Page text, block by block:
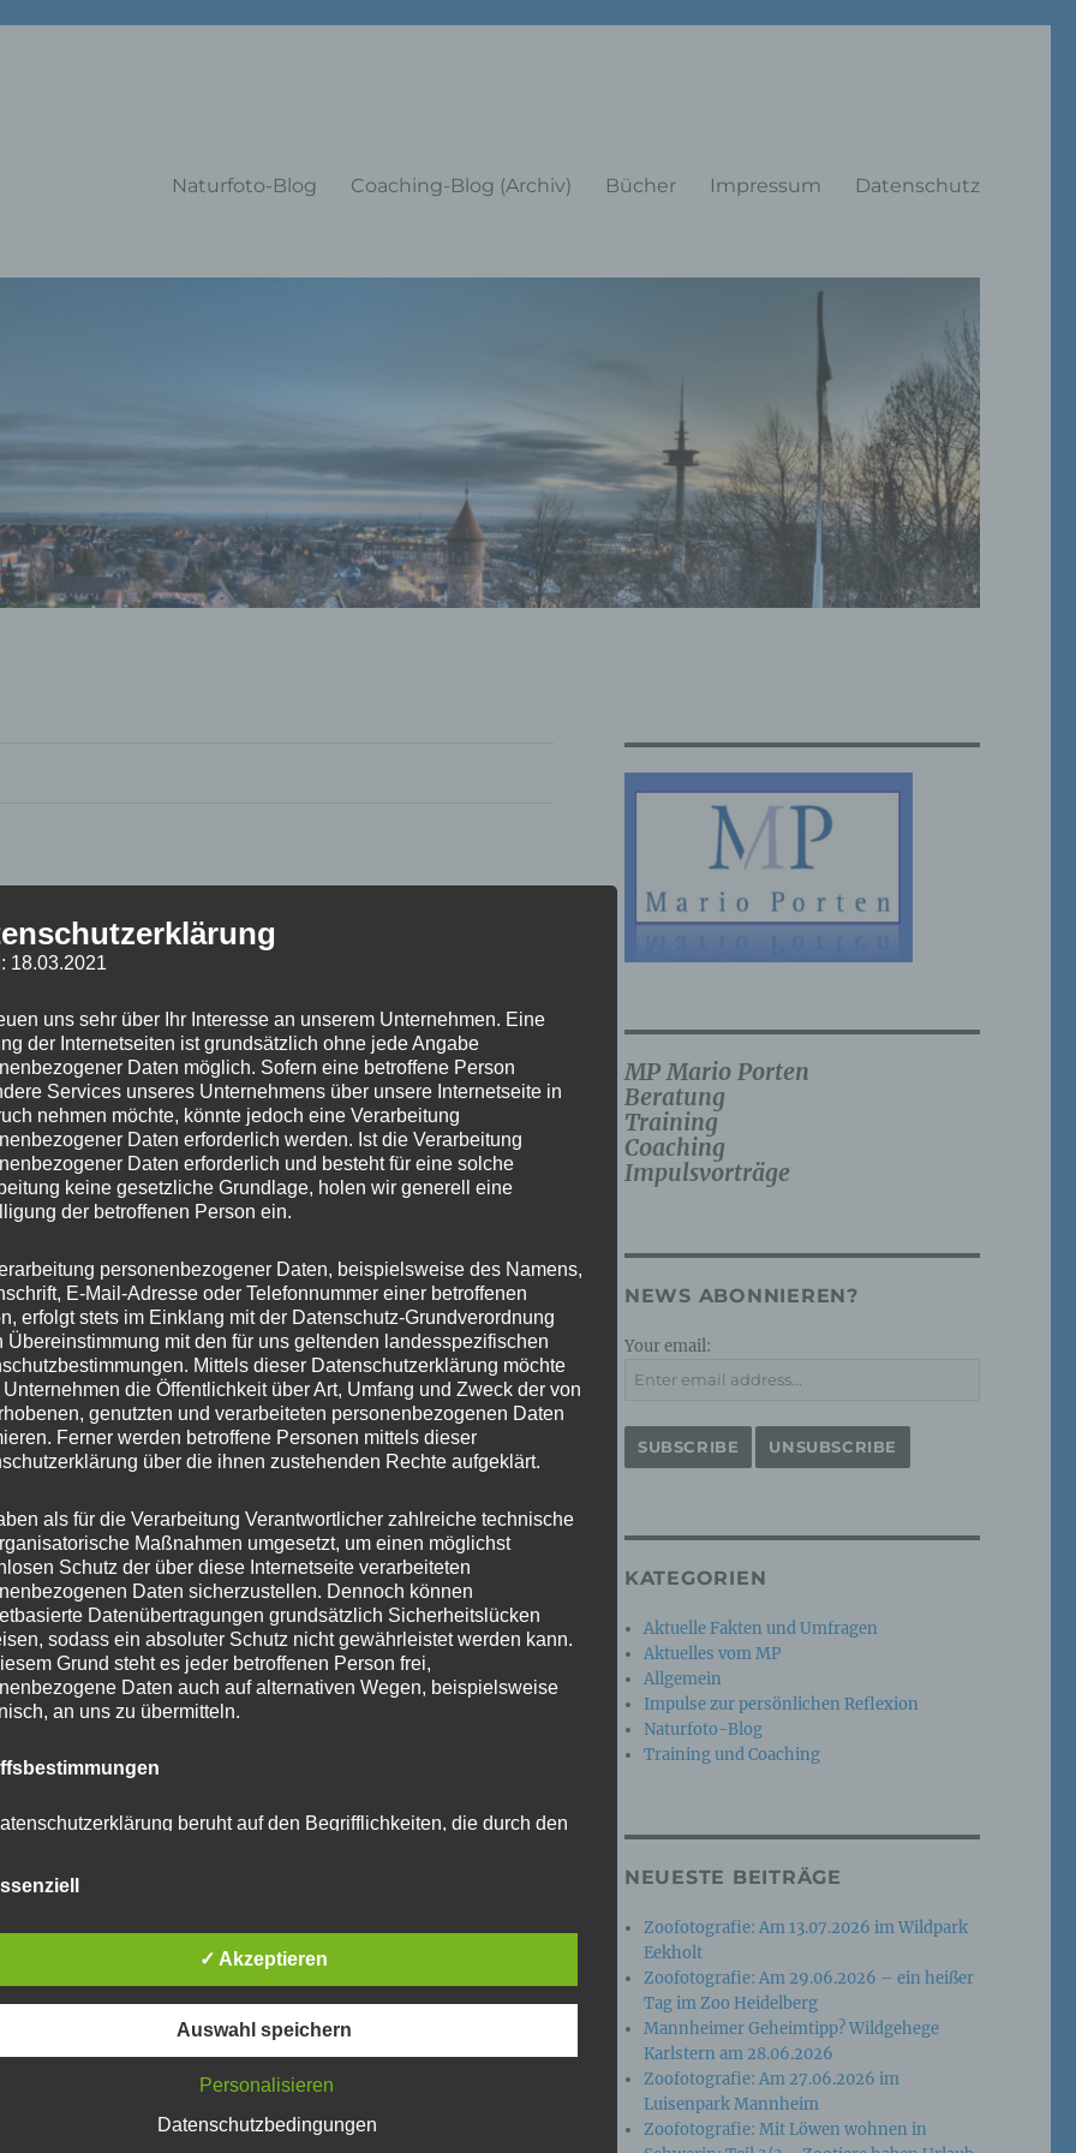
Naturfoto-Blog Coaching-Blog (Archiv) Bücher Impressum Datenschutz
abzugeben.
reduzieren.Erfahre, wie deine Kommentardaten
MP Mario Porten
Beratung
Training
Coaching
Impulsvorträge
NEWS ABONNIEREN?
Your email:
KATEGORIEN
Aktuelle Fakten und Umfragen
Aktuelles vom MP
Allgemein
Impulse zur persönlichen Reflexion
Naturfoto-Blog
Training und Coaching
NEUESTE BEITRÄGE
Zoofotografie: Am 13.07.2026 im Wildpark
Eekholt
Zoofotografie: Am 29.06.2026 – ein heißer
Tag im Zoo Heidelberg
Mannheimer Geheimtipp? Wildgehege
Karlstern am 28.06.2026
Zoofotografie: Am 27.06.2026 im
Luisenpark Mannheim
Zoofotografie: Mit Löwen wohnen in
18.03.2021
uns sehr über Ihr Interesse an unserem Unternehmen. Eine
der Internetseiten ist grundsätzlich ohne jede Angabe
Daten möglich. Sofern eine betroffene Person
Services unseres Unternehmens über unsere Internetseite in
nehmen möchte, könnte jedoch eine Verarbeitung
Daten erforderlich werden. Ist die Verarbeitung
Daten erforderlich und besteht für eine solche
keine gesetzliche Grundlage, holen wir generell eine
der betroffenen Person ein.
personenbezogener Daten, beispielsweise des Namens,
E-Mail-Adresse oder Telefonnummer einer betroffenen
erfolgt stets im Einklang mit der Datenschutz-Grundverordnung
Übereinstimmung mit den für uns geltenden landesspezifischen
Mittels dieser Datenschutzerklärung möchte
Unternehmen die Öffentlichkeit über Art, Umfang und Zweck der von
genutzten und verarbeiteten personenbezogenen Daten
Ferner werden betroffene Personen mittels dieser
über die ihnen zustehenden Rechte aufgeklärt.
als für die Verarbeitung Verantwortlicher zahlreiche technische
Maßnahmen umgesetzt, um einen möglichst
Schutz der über diese Internetseite verarbeiteten
Daten sicherzustellen. Dennoch können
Datenübertragungen grundsätzlich Sicherheitslücken
sodass ein absoluter Schutz nicht gewährleistet werden kann.
Grund steht es jeder betroffenen Person frei,
Daten auch auf alternativen Wegen, beispielsweise
an uns zu übermitteln.
beruht auf den Begrifflichkeiten, die durch den
Grundverordnung (DS-GVO) verwendet wurden. Unsere
soll sowohl für die Öffentlichkeit als auch für unsere
gewährleisten, möchten wir vorab die verwendeten
in dieser Datenschutzerklärung unter anderem die
✓ Akzeptieren
Auswahl speichern
Personalisieren
Datenschutzbedingungen